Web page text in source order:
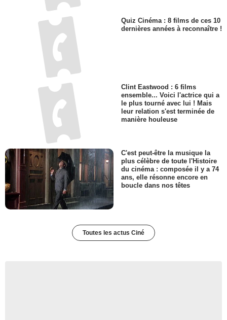
Quiz Cinéma : 8 films de ces 10
dernières années à reconnaître !
Clint Eastwood : 6 films
ensemble... Voici l'actrice qui a
le plus tourné avec lui ! Mais
leur relation s'est terminée de
manière houleuse
C'est peut-être la musique la
plus célèbre de toute l'Histoire
du cinéma : composée il y a 74
ans, elle résonne encore en
boucle dans nos têtes
Toutes les actus Ciné